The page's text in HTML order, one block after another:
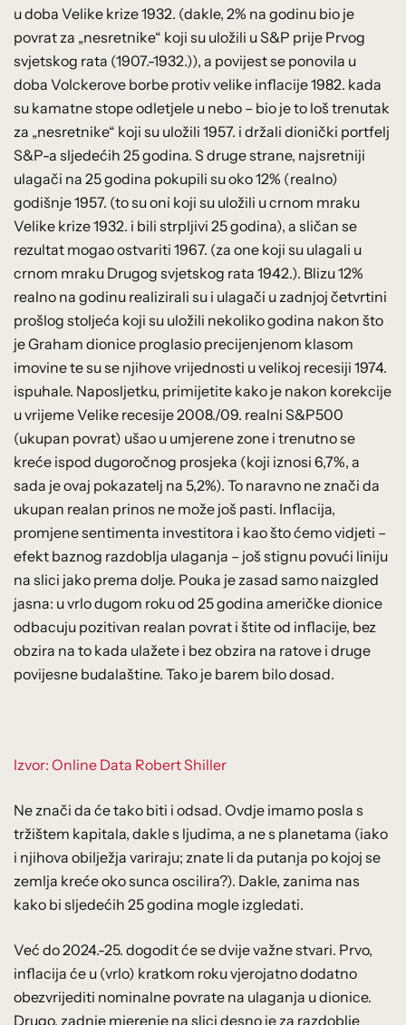
u doba Velike krize 1932. (dakle, 2% na godinu bio je
povrat za „nesretnike“ koji su uložili u S&P prije Prvog
svjetskog rata (1907.-1932.)), a povijest se ponovila u
doba Volckerove borbe protiv velike inflacije 1982. kada
su kamatne stope odletjele u nebo – bio je to loš trenutak
za „nesretnike“ koji su uložili 1957. i držali dionički portfelj
S&P-a sljedećih 25 godina. S druge strane, najsretniji
ulagači na 25 godina pokupili su oko 12% (realno)
godišnje 1957. (to su oni koji su uložili u crnom mraku
Velike krize 1932. i bili strpljivi 25 godina), a sličan se
rezultat mogao ostvariti 1967. (za one koji su ulagali u
crnom mraku Drugog svjetskog rata 1942.). Blizu 12%
realno na godinu realizirali su i ulagači u zadnjoj četvrtini
prošlog stoljeća koji su uložili nekoliko godina nakon što
je Graham dionice proglasio precijenjenom klasom
imovine te su se njihove vrijednosti u velikoj recesiji 1974.
ispuhale. Naposljetku, primijetite kako je nakon korekcije
u vrijeme Velike recesije 2008./09. realni S&P500
(ukupan povrat) ušao u umjerene zone i trenutno se
kreće ispod dugoročnog prosjeka (koji iznosi 6,7%, a
sada je ovaj pokazatelj na 5,2%). To naravno ne znači da
ukupan realan prinos ne može još pasti. Inflacija,
promjene sentimenta investitora i kao što ćemo vidjeti –
efekt baznog razdoblja ulaganja – još stignu povući liniju
na slici jako prema dolje. Pouka je zasad samo naizgled
jasna: u vrlo dugom roku od 25 godina američke dionice
odbacuju pozitivan realan povrat i štite od inflacije, bez
obzira na to kada ulažete i bez obzira na ratove i druge
povijesne budalaštine. Tako je barem bilo dosad.
Izvor: Online Data Robert Shiller
Ne znači da će tako biti i odsad. Ovdje imamo posla s
tržištem kapitala, dakle s ljudima, a ne s planetama (iako
i njihova obilježja variraju; znate li da putanja po kojoj se
zemlja kreće oko sunca oscilira?). Dakle, zanima nas
kako bi sljedećih 25 godina mogle izgledati.
Već do 2024.-25. dogodit će se dvije važne stvari. Prvo,
inflacija će u (vrlo) kratkom roku vjerojatno dodatno
obezvrijediti nominalne povrate na ulaganja u dionice.
Drugo, zadnje mjerenje na slici desno je za razdoblje